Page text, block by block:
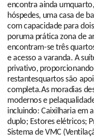
encontra ainda
hóspedes, uma casa de
com capacidade para
poruma prática zona de
encontram-se três
e acesso a varanda. A
privativo,
restantesquartos são
completa.As moradias
modernos e
incluindo: Caixilharia em
duplo; Estores elétricos;
Sistema de VMC